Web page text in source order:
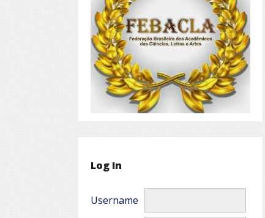
Log In
Username